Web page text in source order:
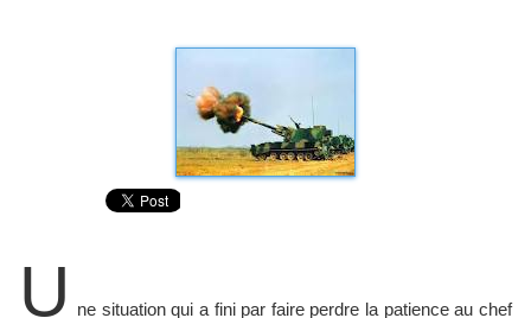
U
ne situation qui a fini par faire perdre la patience au chef